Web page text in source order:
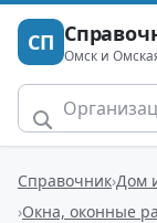
СП Омск и
Справочник Дом
Окна, оконные